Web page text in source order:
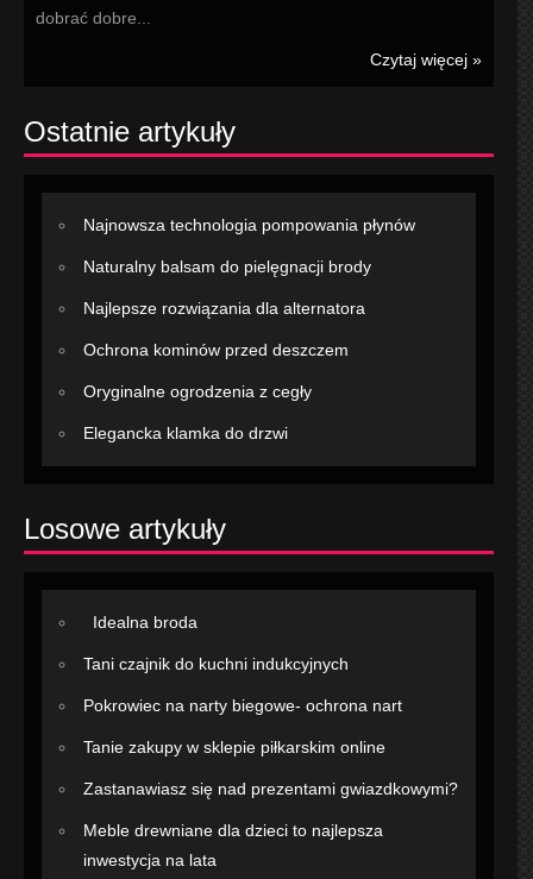
dobrać dobre...
Czytaj więcej »
Ostatnie artykuły
Najnowsza technologia pompowania płynów
Naturalny balsam do pielęgnacji brody
Najlepsze rozwiązania dla alternatora
Ochrona kominów przed deszczem
Oryginalne ogrodzenia z cegły
Elegancka klamka do drzwi
Losowe artykuły
Idealna broda
Tani czajnik do kuchni indukcyjnych
Pokrowiec na narty biegowe- ochrona nart
Tanie zakupy w sklepie piłkarskim online
Zastanawiasz się nad prezentami gwiazdkowymi?
Meble drewniane dla dzieci to najlepsza
inwestycja na lata